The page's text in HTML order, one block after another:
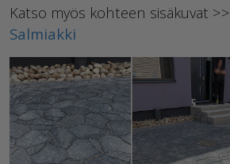
Katso myös kohteen sisäkuvat >>
Salmiakki